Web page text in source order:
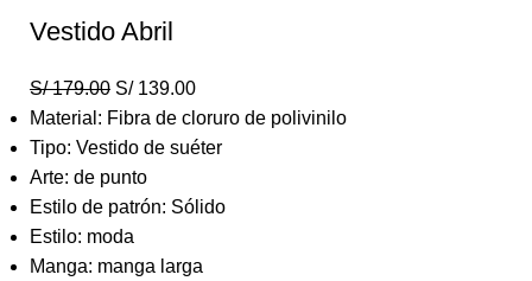
Vestido Abril
S/179.00 S/139.00
Material: Fibra de cloruro de polivinilo
Tipo: Vestido de suéter
Arte: de punto
Estilo de patrón: Sólido
Estilo: moda
Manga: manga larga